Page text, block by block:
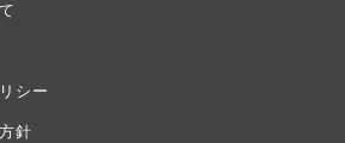
シー
針